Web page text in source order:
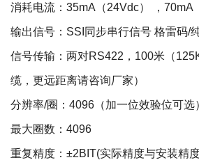
消耗电流：35mA（24Vdc） ，70mA
输出信号：SSI同步串行信号 格雷码/
信号传输：两对RS422，100米（
缆，更远距离请咨询厂家）
分辨率/圈：4096（加一位效验位可选
最大圈数：4096
重复精度：±2BIT(实际精度与安装精